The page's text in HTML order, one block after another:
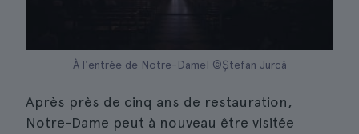
À l'entrée de Notre-Dame| ©Ștefan Jurcă
Après près de cinq ans de restauration,
Notre-Dame peut à nouveau être visitée